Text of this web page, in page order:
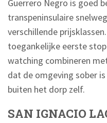
Guerrero Negro is goed
transpeninsulaire
verschillende
toegankelijke eerste
watching combineren
dat de omgeving sober
buiten het dorp zelf.
SAN IGNACIO